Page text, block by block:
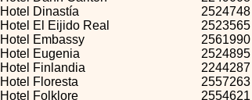
Hotel Dinastía
Hotel El Eijido Real
Hotel Embassy
Hotel Eugenia
Hotel Finlandia
Hotel Floresta
Hotel Folklore
2524748
2523565
2561990
2524895
2244287
2557263
2554621